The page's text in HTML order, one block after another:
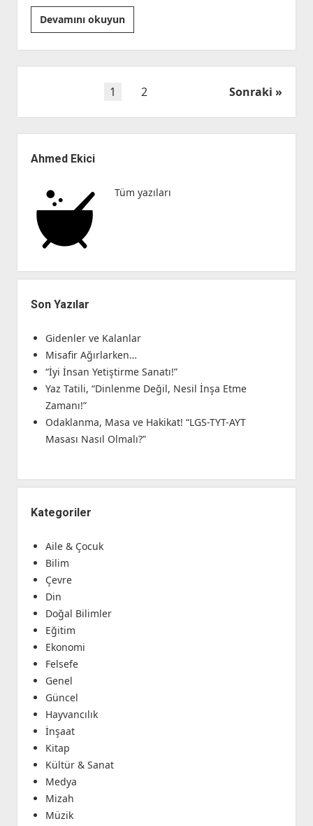
Devamını okuyunİlk
İnsan
1 2 Sonraki
Menü
Ahmed Ekici
Tüm yazıları
Son Yazılar
Gidenler ve Kalanlar
Misafir Ağırlarken…
“İyi İnsan Yetiştirme Sanatı!”
Yaz Tatili, “Dinlenme Değil, Nesil İnşa Etme
Zamanı!”
Odaklanma, Masa ve Hakikat! “LGS-TYT-AYT
Masası Nasıl Olmalı?”
Kategoriler
Aile & Çocuk
Bilim
Çevre
Din
Doğal Bilimler
Eğitim
Ekonomi
Felsefe
Genel
Güncel
Hayvancılık
İnşaat
Kitap
Kültür & Sanat
Medya
Mizah
Müzik